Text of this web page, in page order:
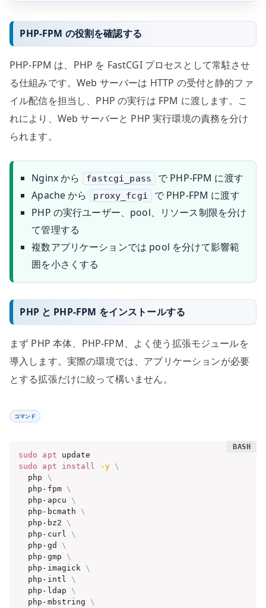
PHP-FPM の役割を確認する
PHP-FPM は、PHP を FastCGI プロセスとして常駐させ
る仕組みです。Web サーバーは HTTP の受付と静的ファ
イル配信を担当し、PHP の実行は FPM に渡します。こ
れにより、Web サーバーと PHP 実行環境の責務を分け
られます。
Nginx から fastcgi_pass
で PHP-FPM に渡す
Apache から
proxy_fcgi
で PHP-FPM に渡す
PHP の実行ユーザー、pool、リソース制限を分け
て管理する
複数アプリケーションでは pool を分けて影響範
囲を小さくする
PHP と PHP-FPM をインストールする
まず PHP 本体、PHP-FPM、よく使う拡張モジュールを
導入します。実際の環境では、アプリケーションが必要
とする拡張だけに絞って構いません。
コマンド
sudo apt
sudo
apt install -y
\
  php
\
  php-fpm
\
  php-apcu
\
  php-bcmath
\
  php-bz2
\
  php-curl
\
  php-gd
\
  php-gmp
\
  php-imagick
\
  php-intl
\
  php-ldap
\
  php-mbstring
\